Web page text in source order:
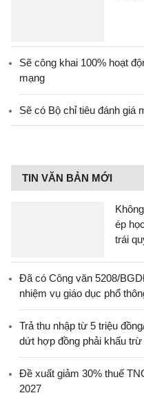
Sẽ công khai 100% hoạt
mạng
Sẽ có Bộ chỉ tiêu đánh giá
TIN VĂN BẢN MỚI
ép
trái
Đã có Công văn 5208/
nhiệm vụ giáo dục phổ
Trả thu nhập từ 5 triệu
dứt hợp đồng phải khấu
Đề xuất giảm 30% thuế
2027